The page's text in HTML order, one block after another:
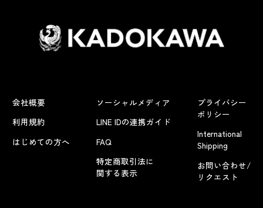
会社概要
利用規約
はじめての方へ
ソーシャルメディア
LINE IDの連携ガイド
FAQ
特定商取引法に
関する表示
プライバシー
ポリシー
International
Shipping
お問い合わせ/
リクエスト